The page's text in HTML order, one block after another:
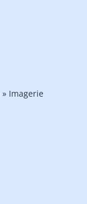
» Imagerie